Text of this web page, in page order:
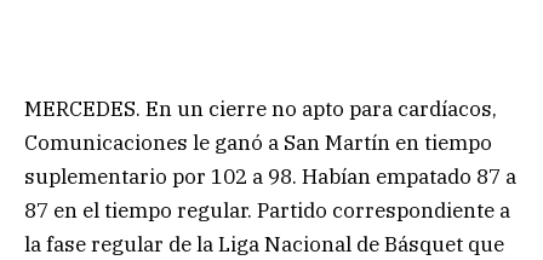
MERCEDES. En un cierre no apto para cardíacos,
Comunicaciones le ganó a San Martín en tiempo
suplementario por 102 a 98. Habían empatado 87 a
87 en el tiempo regular. Partido correspondiente a
la fase regular de la Liga Nacional de Básquet que